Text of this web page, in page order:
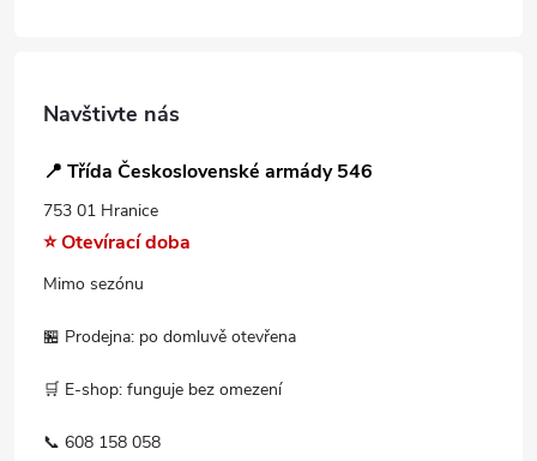
Navštivte nás
📍 Třída Československé armády 546
753 01 Hranice
⭐ Otevírací doba
Mimo sezónu
🏪 Prodejna: po domluvě otevřena
🛒 E-shop: funguje bez omezení
📞 608 158 058